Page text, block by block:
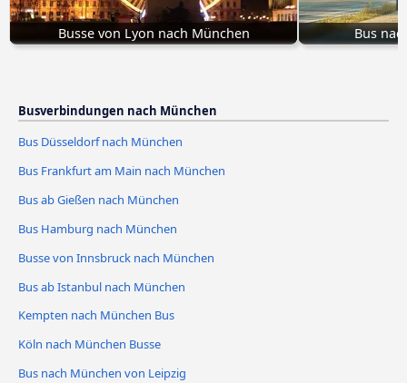
Busse von Lyon nach München Bus
Busverbindungen nach München
Bus Düsseldorf nach München
Bus Frankfurt am Main nach München
Bus ab Gießen nach München
Bus Hamburg nach München
Busse von Innsbruck nach München
Bus ab Istanbul nach München
Kempten nach München Bus
Köln nach München Busse
Bus nach München von Leipzig